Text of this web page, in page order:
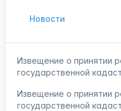
Новости
Извещение о принятии
государственной
Извещение о принятии
государственной